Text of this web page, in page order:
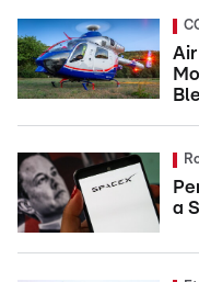
Air
a